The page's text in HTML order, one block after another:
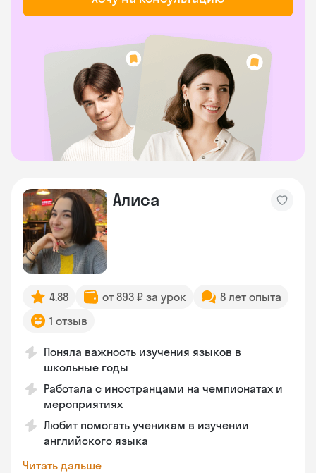
Алиса
4.88 от 893 ₽ за урок
8 лет опыта
1 отзыв
Поняла важность изучения языков в
школьные годы
Работала с иностранцами на чемпионатах и
мероприятиях
Любит помогать ученикам в изучении
английского языка
Читать дальше